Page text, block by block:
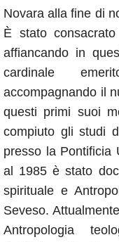
Novara alla fine di
È stato
affiancando in
cardinale
accompagnando il
questi primi suoi
compiuto gli studi
presso la Pontificia
al 1985 è stato
spirituale e
Seveso.
Antropologia